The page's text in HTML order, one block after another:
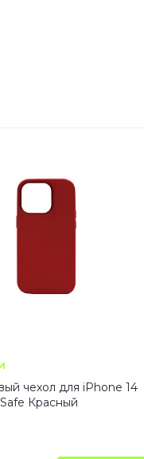
чехол для iPhone 14
Красный